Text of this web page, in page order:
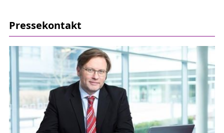
Pressekontakt